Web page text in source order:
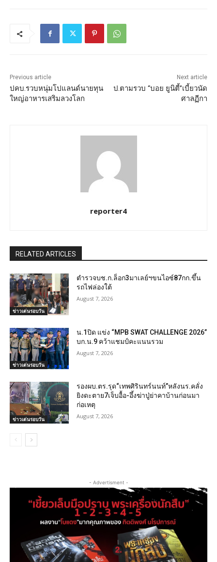
Previous article
ปคบ.รวบหนุ่มโปแลนด์นายทุน
ใหญ่อาหารเสริมลวงโลก
Next article
ป.ตามรวบ “บอย ยูนิตี้”เบี้ยวนัด
ศาลฏีกา
reporter4
RELATED ARTICLES
ข่าวเด่นรอบวัน
ตำรวจบช.ก.ล็อก3มาเลย์ฯขนไอซ์87กก.ขึ้น
รถไฟล่องใต้
August 7, 2026
ข่าวเด่นรอบวัน
น.1ปิด แข่ง “MPB SWAT CHALLENGE 2026”
บก.น.9 คว้าแชมป์คะแนนรวม
August 7, 2026
ข่าวเด่นรอบวัน
รองผบ.ตร.รุด“เทพศิรินทร์นนท์”หลังนร.คลั่ง
ยิงดะตาย7เจ็บอื้อ-อึ้งฆ่าปู่ย่าคาบ้านก่อนมา
ก่อเหตุ
August 7, 2026
- Advertisment -